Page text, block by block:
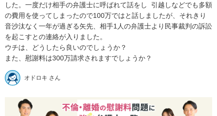
した。一度だけ相手の弁護士に呼ばれて話をし  引越しなどでも多額
の費用を使ってしまったので100万ではと話しましたが、それきり
音沙汰なく一年が過ぎる矢先、相手1人の弁護士より民事裁判の訴訟
を起こすとの連絡が入りました。
ウチは、どうしたら良いのでしょうか？
また、慰謝料は300万請求されますでしょうか？
オドロキ さん